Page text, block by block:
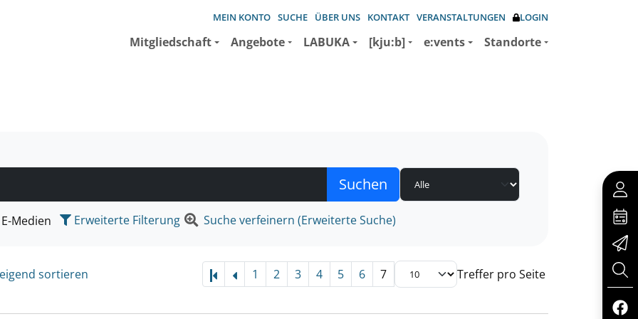
MEIN KONTO SUCHE ÜBER UNS KONTAKT VERANSTALTUNGEN LOGIN
Mitgliedschaft Angebote LABUKA [kju:b] e:vents Standorte
suchen wollen.
E-Medien Erweiterte Filterung Suche verfeinern (Erweiterte Suche)
sortieren 1 2 3 4 5 6 7 Treffer pro Seite